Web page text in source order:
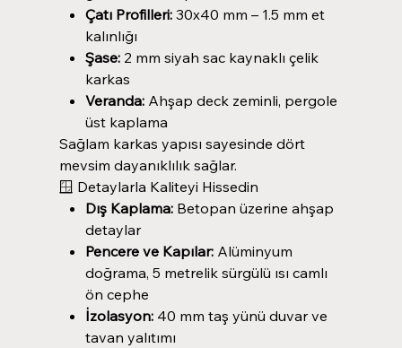
Çatı Profilleri:30x40 mm – 1.5 mm et
kalınlığı
Şase:2 mm siyah sac kaynaklı çelik
karkas
Veranda:Ahşap deck zeminli, pergole
üst kaplama
Sağlam karkas yapısı sayesinde dört
mevsim dayanıklılık sağlar.
🪟 Detaylarla Kaliteyi Hissedin
Dış Kaplama:Betopan üzerine ahşap
detaylar
Pencere ve Kapılar:Alüminyum
doğrama, 5 metrelik sürgülü ısı camlı
ön cephe
İzolasyon:40 mm taş yünü duvar ve
tavan yalıtımı